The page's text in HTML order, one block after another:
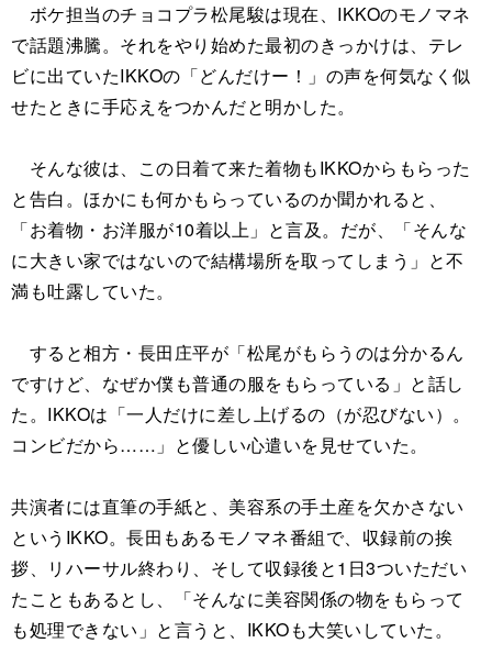
ボケ担当のチョコプラ松尾駿は現在、IKKOのモノマネ
で話題沸騰。それをやり始めた最初のきっかけは、テレ
ビに出ていたIKKOの「どんだけー！」の声を何気なく似
せたときに手応えをつかんだと明かした。
そんな彼は、この日着て来た着物もIKKOからもらった
と告白。ほかにも何かもらっているのか聞かれると、
「お着物・お洋服が10着以上」と言及。だが、「そんな
に大きい家ではないので結構場所を取ってしまう」と不
満も吐露していた。
すると相方・長田庄平が「松尾がもらうのは分かるん
ですけど、なぜか僕も普通の服をもらっている」と話し
た。IKKOは「一人だけに差し上げるの（が忍びない）。
コンビだから……」と優しい心遣いを見せていた。
共演者には直筆の手紙と、美容系の手土産を欠かさない
というIKKO。長田もあるモノマネ番組で、収録前の挨
拶、リハーサル終わり、そして収録後と1日3ついただい
たこともあるとし、「そんなに美容関係の物をもらって
も処理できない」と言うと、IKKOも大笑いしていた。